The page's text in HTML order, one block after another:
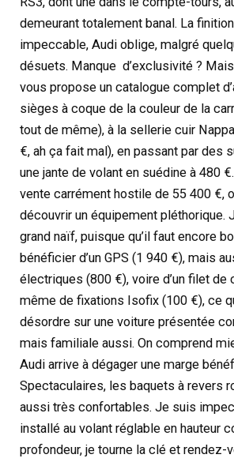
demeurant totalement banal. La
impeccable, Audi oblige, malgré
désuets. Manque d’exclusivité ?
vous propose un catalogue complet
sièges à coque de la couleur de la
tout de même), à la sellerie cuir
€, ah ça fait mal), en passant par des
une jante de volant en suédine à 480
vente carrément hostile de 55 400 €,
découvrir un équipement pléthorique.
grand naïf, puisque qu’il faut encore
bénéficier d’un GPS (1 940 €), mais
électriques (800 €), voire d’un filet
même de fixations Isofix (100 €), ce
désordre sur une voiture présentée
mais familiale aussi. On comprend
Audi arrive à dégager une marge
Spectaculaires, les baquets à revers
aussi très confortables. Je suis
installé au volant réglable en hauteur
profondeur, je tourne la clé et rendez-